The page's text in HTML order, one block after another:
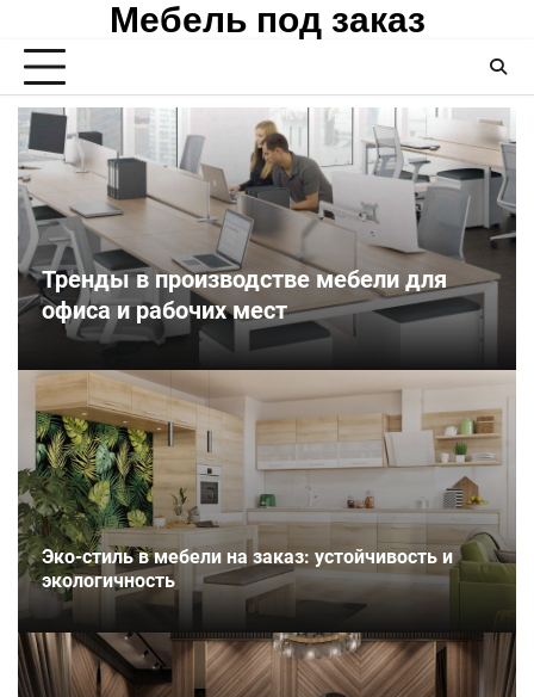
content
Мебель под заказ
Тренды в производстве мебели для
офиса и рабочих мест
Эко-стиль в мебели на заказ: устойчивость и
экологичность